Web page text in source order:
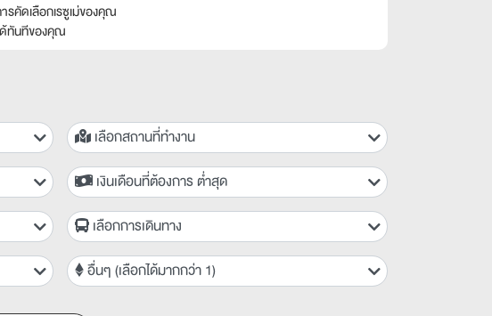
คัดเลือกเรซูเม่ของคุณ
ด้ทันทีของคุณ
เลือกสถานที่ทำงาน
เงินเดือนที่ต้องการ ต่ำสุด
เลือกการเดินทาง
อื่นๆ (เลือกได้มากกว่า 1)